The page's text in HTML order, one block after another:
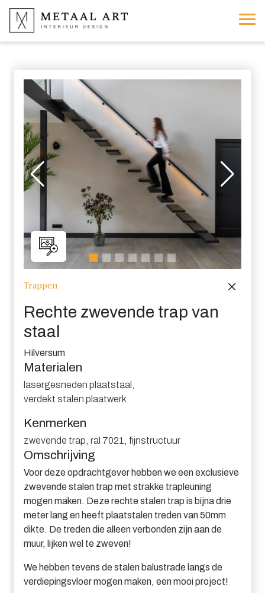
Trappen
Rechte zwevende trap van
staal
Hilversum
Materialen
lasergesneden plaatstaal
verdekt stalen plaatwerk
Kenmerken
zwevende trap ral 7021 fijnstructuur
Omschrijving
Voor deze opdrachtgever hebben we een exclusieve
zwevende stalen trap met strakke trapleuning
mogen maken. Deze rechte stalen trap is bijna drie
meter lang en heeft plaatstalen treden van 50mm
dikte. De treden die alleen verbonden zijn aan de
muur, lijken wel te zweven!
We hebben tevens de stalen balustrade langs de
verdiepingsvloer mogen maken, een mooi project!